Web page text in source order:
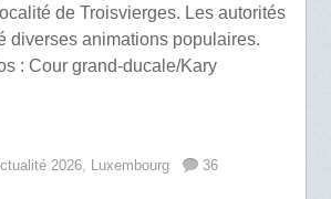
de Troisvierges. Les autorités
diverses animations populaires.
: Cour grand-ducale/Kary
2026, Luxembourg
36